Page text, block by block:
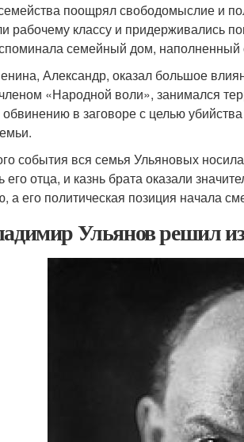
поощрял свободомыслие и
рабочему классу и придерживались
семейный дом, наполненный
Александр, оказал большое
«Народной воли», занимался
обвинению в заговоре с целью
события вся семья Ульяновых
отца, и казнь брата оказали
а его политическая позиция начала
Ульянов решил